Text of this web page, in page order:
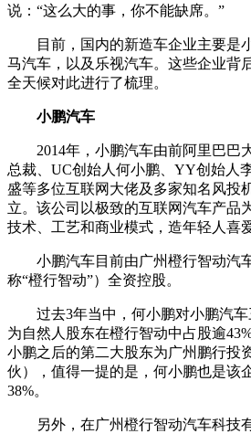
说：“这么大的事，你不能缺席。”
目前，国内的新造车企业主要是
马汽车，以及乐视汽车。这些企业背
全天候对此进行了梳理。
小鹏汽车
2014年，小鹏汽车由前阿里巴巴
总裁、UC创始人何小鹏、YY创始人
盛等多位互联网大佬及多家知名风投
立。该公司以极致的互联网汽车产品
技术、工艺和商业模式，造年轻人喜
小鹏汽车目前由广州橙行智动汽
称“橙行智动”）全资控股。
过去3年当中，何小鹏对小鹏汽
为自然人股东在橙行智动中占股逾
小鹏之后的第二大股东为广州鹏行投
伙），值得一提的是，何小鹏也是该
38%。
另外，在广州橙行智动汽车科技